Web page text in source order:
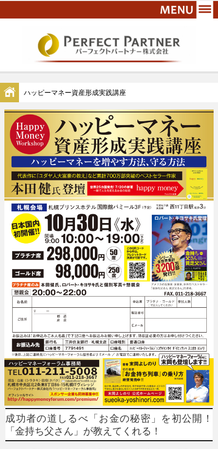
ハッピーマネー資産形成実践講座
成功者の道しるべ「お金の秘密」を初公開！
「金持ち父さん」が教えてくれる！